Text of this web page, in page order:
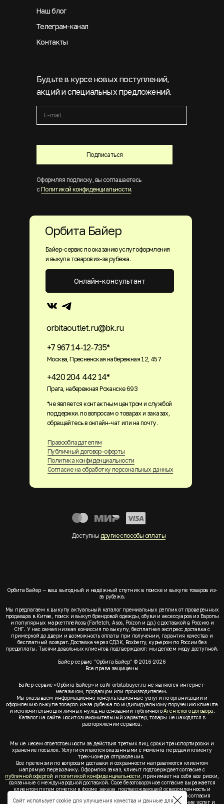
Подписаться
Будьте в курсе новых поступлений,
акций и специальных предложений.
Оформляя подписку, вы соглашаетесь
с Политикой конфиденциальности.
Наш блог
Телеграм-канал
Контакты
Байер-сервис по оказанию услуг оформления
и выкупа товаров из-за рубежа.
+7 967 14-12-735*
Москва, Пресненская набережная 12, 457
+420 204 442 14*
Прага, набережная Роханске 693
orbitaoutlet.ru@bk.ru
Правообладателям
Публичный договор-оферты
Политика конфиденциальности
Согласие на обработку персональных данных
Онлайн-консультант
Орбита Байер
Доступны другие способы оплаты
*не является контактным центром и службой
поддержки. по вопросам о товарах и заказах,
обращайтесь в онлайн-чат или на почту.
Орбита Байер — ваш выгодный и надёжный спутник в поиске и выкупе товаров из-
за рубежа.
Мы предлагаем к выкупу актуальный каталог премиальных реплик от проверенных
продавцов в Китае, поиск и выкуп брендовой одежды, обуви и аксессуаров из Европы
и популярных маркетплейсов (Farfetch, Asos, Poizon и др.) с доставкой в Россию и
СНГ. У нас самая низкая комиссия по выкупу, бесплатная экспресс доставка с
примеркой до двери и возможность оплаты при получении, гарантия качества и
бесплатный возврат. Доставка через СДЭК, Boxberry, курьером по России без
предоплаты. Тысячи довольных клиентов подтверждают: мы делаем моду доступной.
Байер-сервис "Орбита Байер" © 2016-2026
Все права защищены
Байер-сервис «Орбита Байер» и сайт orbitabuyer.ru не являются интернет-
магазином, продавцом или производителем.
Мы оказываем информационно-консультационные услуги по организации и
оформлению выкупа товаров из-за рубежа по индивидуальному поручению клиента
и исключительно для личных нужд на основании публичногоАгентского договора.
Каталог на сайте носит ознакомительный характер, товары не находятся в
распоряжении сервиса.
Мы не несем ответственности за действия третьих лиц, сроки транспортировки и
хранение посылок. Услуги считаются оказанными с момента передачи клиенту
трек-номера отправления.
Все претензии по вопросам доставки и сохранности направляются клиентом
напрямую перевозчику. Оформляя заказ, клиент подтверждает согласие с
публичной офертой и политикой конфиденциальности , принимает на себя все риски,
связанные с международной доставкой. Свое безоговорочное согласие выражается
клиентом путем отметки в форме заказа, подтверждающей осведомленность и
согласие клиента со всеми предлагаемыми сервисом условиями. Без согласия
клиента спубличной офертой иполитикой конфиденциальностиоказание услуг и
Сайт использует cookie для улучшения качества и данные для